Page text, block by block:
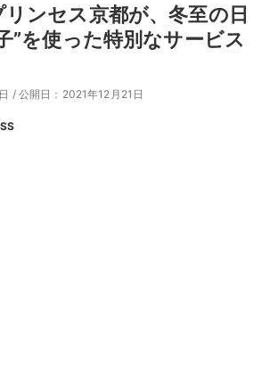
ンセス京都が、冬至の日
”を使った特別なサービス
/ 公開日：2021年12月21日